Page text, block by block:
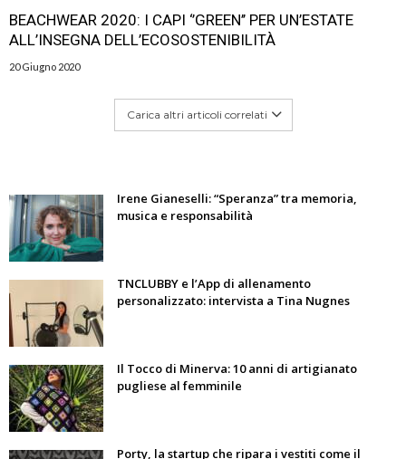
BEACHWEAR 2020: I CAPI ‘’GREEN’’ PER UN’ESTATE
ALL’INSEGNA DELL’ECOSOSTENIBILITÀ
20 Giugno 2020
Carica altri articoli correlati
Irene Gianeselli: “Speranza” tra memoria,
musica e responsabilità
TNCLUBBY e l’App di allenamento
personalizzato: intervista a Tina Nugnes
Il Tocco di Minerva: 10 anni di artigianato
pugliese al femminile
Porty, la startup che ripara i vestiti come il